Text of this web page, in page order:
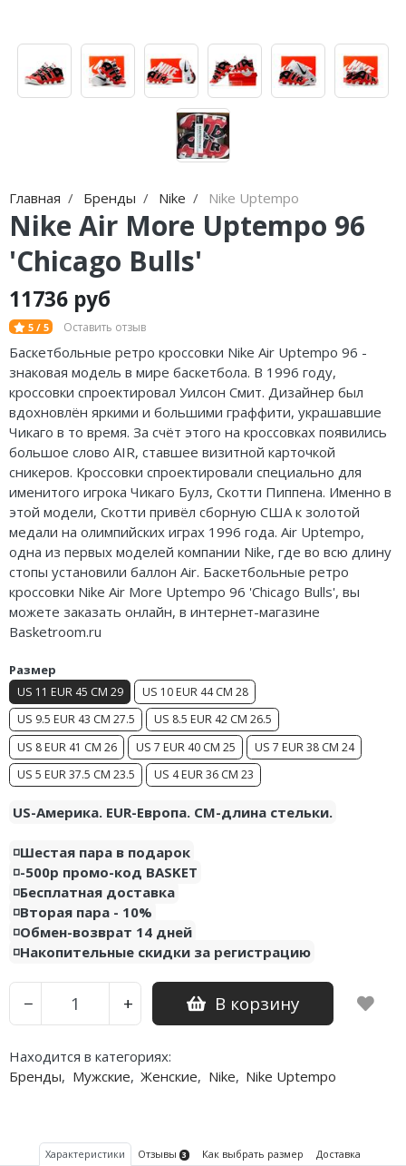
Главная Бренды Nike Nike Uptempo
Nike Air More Uptempo 96
'Chicago Bulls'
11736 руб
5 / 5 Оставить отзыв
Баскетбольные ретро кроссовки Nike Air Uptempo 96 -
знаковая модель в мире баскетбола. В 1996 году,
кроссовки спроектировал Уилсон Смит. Дизайнер был
вдохновлён яркими и большими граффити, украшавшие
Чикаго в то время. За счёт этого на кроссовках появились
большое слово AIR, ставшее визитной карточкой
сникеров. Кроссовки спроектировали специально для
именитого игрока Чикаго Булз, Скотти Пиппена. Именно в
этой модели, Скотти привёл сборную США к золотой
медали на олимпийских играх 1996 года. Air Uptempo,
одна из первых моделей компании Nike, где во всю длину
стопы установили баллон Air. Баскетбольные ретро
кроссовки Nike Air More Uptempo 96 'Chicago Bulls', вы
можете заказать онлайн, в интернет-магазине
Basketroom.ru
Размер
US 11 EUR 45 CM 29
US 10 EUR 44 CM 28
US 9.5 EUR 43 CM 27.5
US 8.5 EUR 42 CM 26.5
US 8 EUR 41 CM 26
US 7 EUR 40 CM 25
US 7 EUR 38 CM 24
US 5 EUR 37.5 CM 23.5
US 4 EUR 36 CM 23
US-Америка. EUR-Европа. CM-длина стельки.
◽️Шестая пара в подарок
◽️-500р промо-код BASKET
◽️Бесплатная доставка
◽️Вторая пара - 10%
◽️Обмен-возврат 14 дней
◽️Накопительные скидки за регистрацию
− + В корзину
Находится в категориях:
Бренды, Мужские, Женские, Nike, Nike Uptempo
Характеристики Отзывы 3 Как выбрать размер Доставка
Jordan Tatum
Air Jordan 312
Air Jordan 38
Air Jordan 37
Air Jordan 36
Air Jordan 1
Air Jordan 3
Air Jordan 4
Air Jordan 5
Air Jordan 6
Air Jordan 7
Air Jordan 10
Air Jordan 11
Air Jordan 12
Air Jordan 14
Air Jordan 15
Air Jordan 23
adidas Samba
adidas Gazelle
adidas adiFOM
adidas Adizero
adidas Harden
adidas Dame
adidas AE
Adidas Yeezy Boost 350 V2